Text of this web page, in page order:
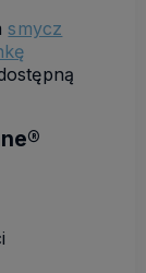
smycz